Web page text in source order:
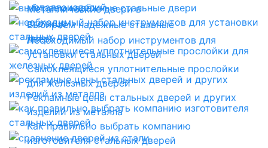
металлоизделий
Металлические двери в
столице
Выбираем надёжные стальные
двери
Необходимый набор инструментов для
установки стальных дверей
Самоклеящиеся уплотнительные прослойки
для железных дверей
Рекламные цены стальных дверей и других
изделий из металла
Как правильно выбрать компанию
изготовителя стальных дверей